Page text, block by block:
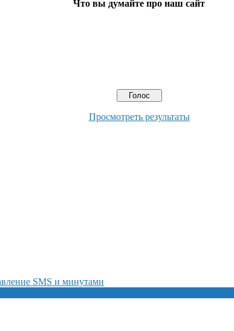
Что вы думайте про наш сайт
Просмотреть результаты
SMS и минутами